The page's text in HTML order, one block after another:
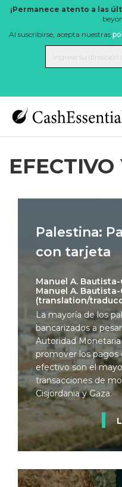
¡Permanece atento a las
Al suscribirse, acepta nuestras
EFECTIVO
Palestina:
con tarjeta
Manuel A.
Manuel A.
(translation/
La mayoría de los
bancarizados a
Autoridad
promover los pagos
efectivo son el
transacciones de
Cisjordania y Gaza.